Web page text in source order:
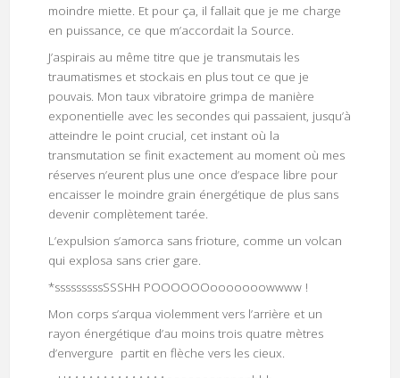
moindre miette. Et pour ça, il fallait que je me charge
en puissance, ce que m’accordait la Source.
J’aspirais au même titre que je transmutais les
traumatismes et stockais en plus tout ce que je
pouvais. Mon taux vibratoire grimpa de manière
exponentielle avec les secondes qui passaient, jusqu’à
atteindre le point crucial, cet instant où la
transmutation se finit exactement au moment où mes
réserves n’eurent plus une once d’espace libre pour
encaisser le moindre grain énergétique de plus sans
devenir complètement tarée.
L’expulsion s’amorca sans frioture, comme un volcan
qui explosa sans crier gare.
*sssssssssSSSHH POOOOOOooooooowwww !
Mon corps s’arqua violemment vers l’arrière et un
rayon énergétique d’au moins trois quatre mètres
d’envergure partit en flèche vers les cieux.